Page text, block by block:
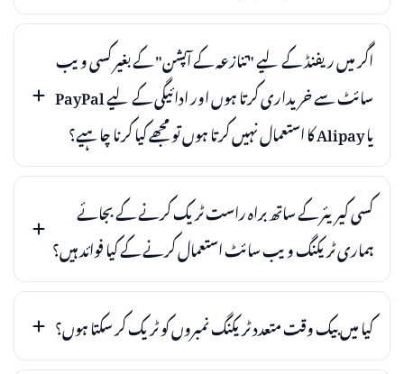
اگر میں ریفنڈ کے لیے "تنازعہ کے آپشن" کے بغیر کسی ویب
سائٹ سے خریداری کرتا ہوں اور ادائیگی کے لیے PayPal
یا Alipay کا استعمال نہیں کرتا ہوں تو مجھے کیا کرنا چاہیے؟
کسی کیریئر کے ساتھ براہ راست ٹریک کرنے کے بجائے
ہماری ٹریکنگ ویب سائٹ استعمال کرنے کے کیا فوائد ہیں؟
کیا میں بیک وقت متعدد ٹریکنگ نمبروں کو ٹریک کر سکتا ہوں؟